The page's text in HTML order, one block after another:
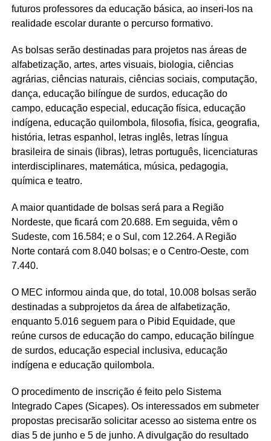
futuros professores da educação básica, ao inseri-los na
realidade escolar durante o percurso formativo.
As bolsas serão destinadas para projetos nas áreas de
alfabetização, artes, artes visuais, biologia, ciências
agrárias, ciências naturais, ciências sociais, computação,
dança, educação bilíngue de surdos, educação do
campo, educação especial, educação física, educação
indígena, educação quilombola, filosofia, física, geografia,
história, letras espanhol, letras inglês, letras língua
brasileira de sinais (libras), letras português, licenciaturas
interdisciplinares, matemática, música, pedagogia,
química e teatro.
A maior quantidade de bolsas será para a Região
Nordeste, que ficará com 20.688. Em seguida, vêm o
Sudeste, com 16.584; e o Sul, com 12.264. A Região
Norte contará com 8.040 bolsas; e o Centro-Oeste, com
7.440.
O MEC informou ainda que, do total, 10.008 bolsas serão
destinadas a subprojetos da área de alfabetização,
enquanto 5.016 seguem para o Pibid Equidade, que
reúne cursos de educação do campo, educação bilíngue
de surdos, educação especial inclusiva, educação
indígena e educação quilombola.
O procedimento de inscrição é feito pelo Sistema
Integrado Capes (Sicapes). Os interessados em submeter
propostas precisarão solicitar acesso ao sistema entre os
dias 5 de junho e 5 de junho. A divulgação do resultado